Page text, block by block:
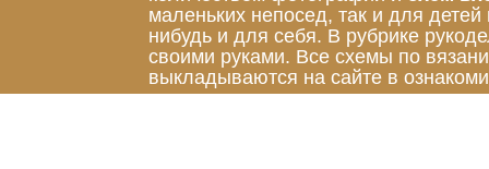
маленьких непосед, так и для
нибудь и для себя. В рубрике
своими руками. Все схемы по
выкладываются на сайте в